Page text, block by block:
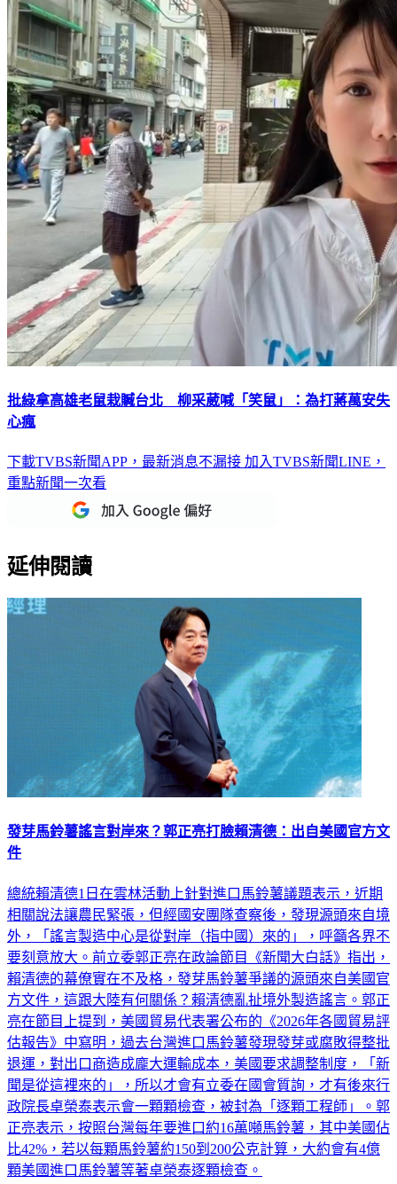
心瘋
重點新聞一次看
件
相關說法讓農民緊張，但經國安團隊查察後，發現源頭來自境
外，「謠言製造中心是從對岸（指中國）來的」，呼籲各界不
要刻意放大。前立委郭正亮在政論節目《新聞大白話》指出，
賴清德的幕僚實在不及格，發芽馬鈴薯爭議的源頭來自美國官
方文件，這跟大陸有何關係？賴清德亂扯境外製造謠言。郭正
亮在節目上提到，美國貿易代表署公布的《2026年各國貿易評
估報告》中寫明，過去台灣進口馬鈴薯發現發芽或腐敗得整批
退運，對出口商造成龐大運輸成本，美國要求調整制度，「新
聞是從這裡來的」，所以才會有立委在國會質詢，才有後來行
政院長卓榮泰表示會一顆顆檢查，被封為「逐顆工程師」。郭
正亮表示，按照台灣每年要進口約16萬噸馬鈴薯，其中美國佔
比42%，若以每顆馬鈴薯約150到200公克計算，大約會有4億
顆美國進口馬鈴薯等著卓榮泰逐顆檢查。